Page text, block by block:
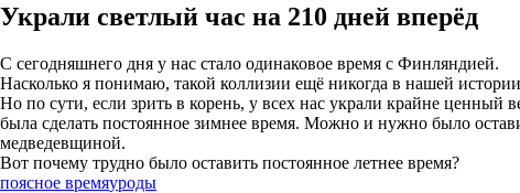
Украли светлый час на 210 дней вперёд
С сегодняшнего дня у нас стало одинаковое время с Финляндией.
Насколько я понимаю, такой коллизии ещё никогда в нашей
Но по сути, если зрить в корень, у всех нас украли крайне
была сделать постоянное зимнее время. Можно и нужно было
медведевщиной.
Вот почему трудно было оставить постоянное летнее время?
поясное времяуроды